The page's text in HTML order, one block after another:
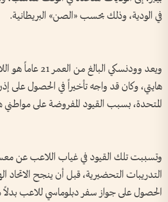
في الودية، وذلك بحسب «الصن» البريطانية.
ويعد وودنسكي
هايتي، وكان قد واجه تأخيراً في الحصول على
المتحدة، بسبب القيود المفروضة على مواطني
وتسببت تلك القيود في غياب اللاعب عن
التدريبات التحضيرية، قبل أن ينجح الاتحاد
الحصول على جواز سفر دبلوماسي للاعب بدلاً